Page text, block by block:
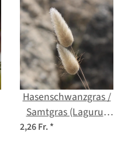
Hasenschwanzgras /
Samtgras (Lagurus
ovatus) Samen
2,26 Fr.*